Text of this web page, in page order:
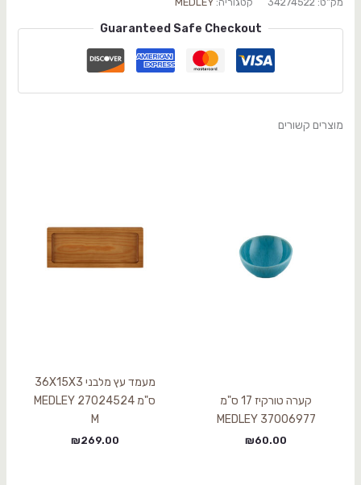
Guaranteed Safe Checkout
מוצרים קשורים
קערה טורקיז 17 ס"מ
37006977 MEDLEY
₪60.00
מעמד עץ מלבני 36X15X3
ס"מ 27024524 MEDLEY
M
₪269.00